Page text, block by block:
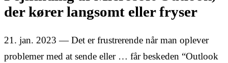
der kører langsomt eller fryser
21. jan. 2023 — Det er frustrerende når man oplever
problemer med at sende eller … får beskeden “Outlook